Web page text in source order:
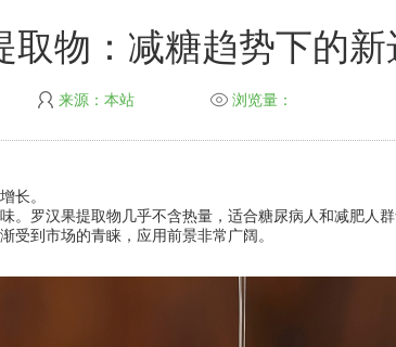
取物：减糖趋势下的新
来源：本站 浏览量：
长。
。罗汉果提取物几乎不含热量，适合糖尿病人和减肥人
受到市场的青睐，应用前景非常广阔。